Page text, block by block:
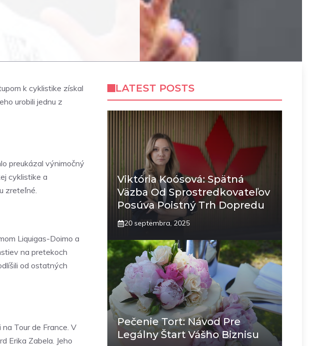
k cyklistike získal
urobili jednu z
preukázal výnimočný
cyklistike a
zreteľné.
Liquigas-Doimo a
na pretekoch
od ostatných
Tour de France. V
Erika Zabela. Jeho
LATEST POSTS
Viktória Koósová: Spätná
Väzba Od Sprostredkovateľov
Posúva Poistný Trh Dopredu
20 septembra, 2025
Pečenie Tort: Návod Pre
Legálny Štart Vášho Biznisu